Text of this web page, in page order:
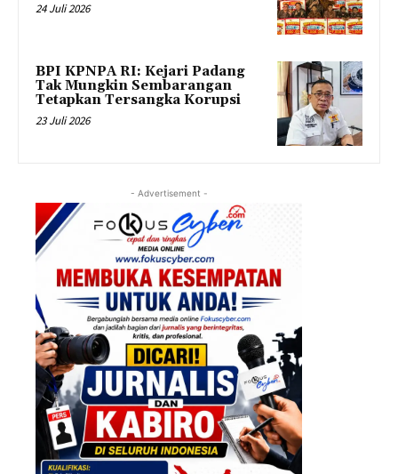
24 Juli 2026
BPI KPNPA RI: Kejari Padang
Tak Mungkin Sembarangan
Tetapkan Tersangka Korupsi
23 Juli 2026
- Advertisement -